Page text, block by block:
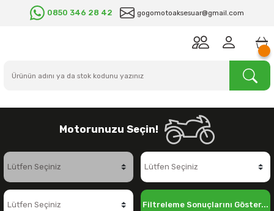
0850 346 28 42 gogomotoaksesuar@gmail.com
Motorunuzu Seçin!
Filtreleme Sonuçlarını Göster...